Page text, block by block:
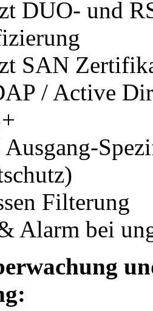
DUO- und
SAN
/ Active
Filterung
Alarm bei